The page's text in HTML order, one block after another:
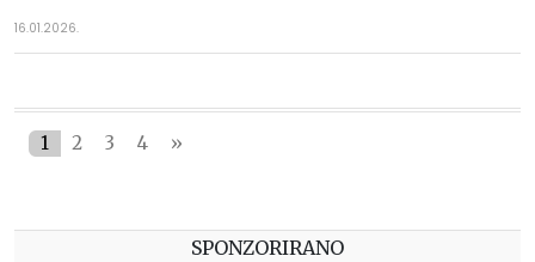
16.01.2026.
1 2 3 4 »
SPONZORIRANO